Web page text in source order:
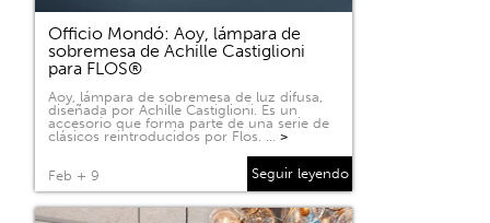
Officio Mondó: Aoy, lámpara de
sobremesa de Achille Castiglioni
para FLOS®
Aoy, lámpara de sobremesa de luz difusa,
diseñada por Achille Castiglioni. Es un
accesorio que forma parte de una serie de
clásicos reintroducidos por Flos. … >
Feb + 9 Seguir leyendo